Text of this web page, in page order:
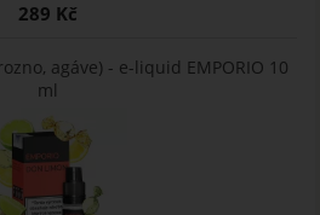
289 Kč
agáve) - e-liquid EMPORIO 10
ml